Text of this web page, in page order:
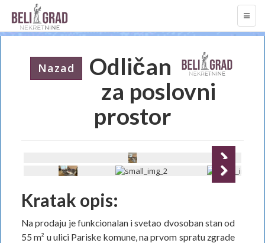
Nazad
Odličan
za poslovni
prostor
Next
Kratak opis:
Na prodaju je funkcionalan i svetao dvosoban stan od
55 m² u ulici Pariske komune, na prvom spratu zgrade